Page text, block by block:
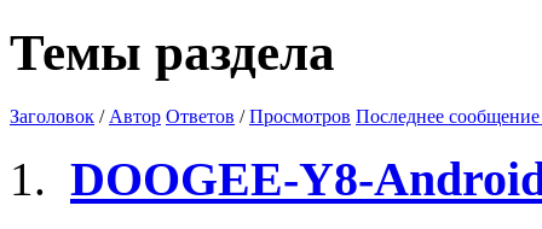
Темы раздела
Заголовок / Автор Ответов /Просмотров Последнее сообщение
DOOGEE-Y8-